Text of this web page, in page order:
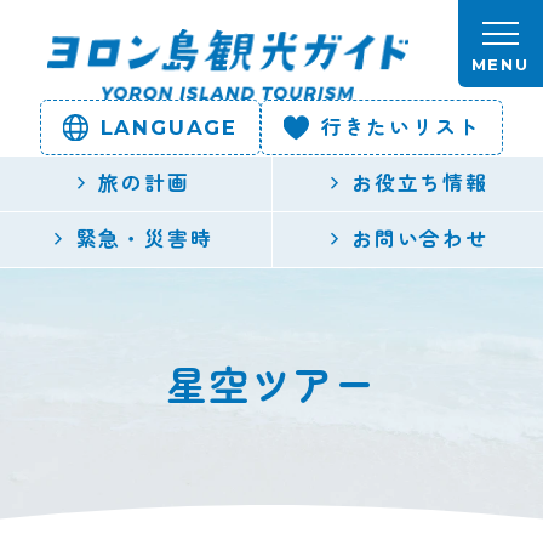
ヨロン島
観光ガイ
ド | 鹿児
端の与論
光サイト
LANGUAGE 行きたいリスト
旅の計画 お役立ち情報
緊急・災害時 お問い合わせ
MENU
星空ツアー